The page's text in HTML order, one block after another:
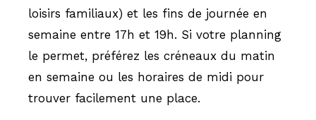
loisirs familiaux) et les fins de journée en
semaine entre 17h et 19h. Si votre planning
le permet, préférez les créneaux du matin
en semaine ou les horaires de midi pour
trouver facilement une place.